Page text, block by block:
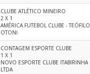
CLUBE ATLÉTICO MINEIRO
2 X 1
AMÉRICA FUTEBOL CLUBE - TEÓFILO
OTONI
CONTAGEM ESPORTE CLUBE
1 X 1
NOVO ESPORTE CLUBE ITABIRINHA
LTDA